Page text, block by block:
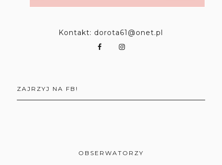
Kontakt: dorota61@onet.pl
ZAJRZYJ NA FB!
OBSERWATORZY